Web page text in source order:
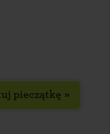
pieczątkę »